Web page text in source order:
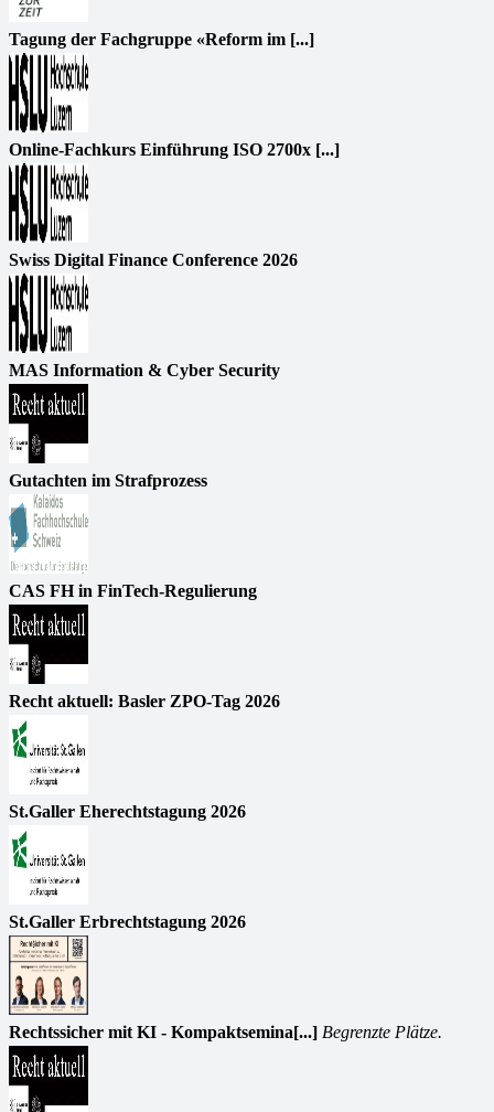
Tagung der Fachgruppe «Reform im [...]
Online-Fachkurs Einführung ISO 2700x [...]
Swiss Digital Finance Conference 2026
MAS Information & Cyber Security
Gutachten im Strafprozess
CAS FH in FinTech-Regulierung
Recht aktuell: Basler ZPO-Tag 2026
St.Galler Eherechtstagung 2026
St.Galler Erbrechtstagung 2026
Rechtssicher mit KI - Kompaktsemina[...] Begrenzte Plätze.